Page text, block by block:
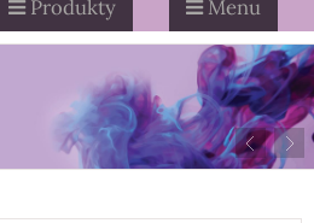
Produkty Menu